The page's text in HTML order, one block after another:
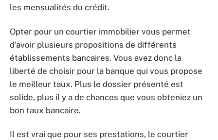
les mensualités du crédit.
Opter pour un courtier immobilier vous permet
d’avoir plusieurs propositions de différents
établissements bancaires. Vous avez donc la
liberté de choisir pour la banque qui vous propose
le meilleur taux. Plus le dossier présenté est
solide, plus il y a de chances que vous obteniez un
bon taux bancaire.
Il est vrai que pour ses prestations, le courtier